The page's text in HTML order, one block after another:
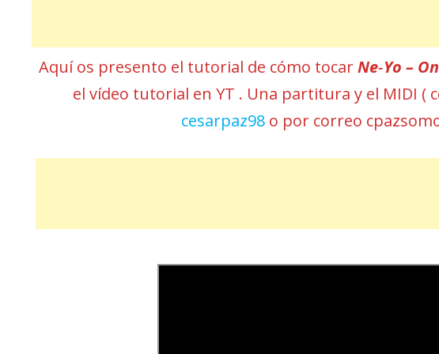
Aquí os presento el tutorial de cómo tocarNe‐Yo –
el vídeo tutorial en YT . Una partitura y el MIDI
cesarpaz98 o por correo